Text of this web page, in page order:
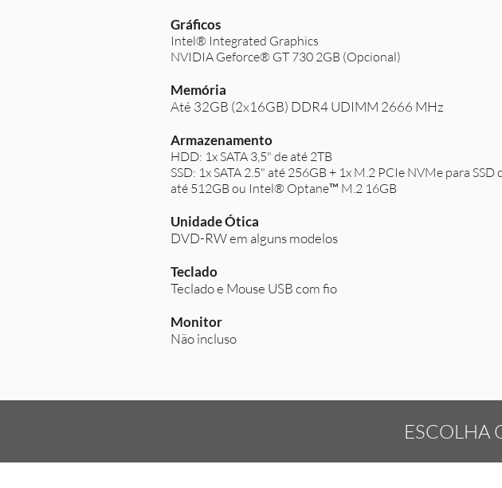
Gráficos
Intel® Integrated Graphics
NVIDIA Geforce® GT 730 2GB (Opcional)
Memória
Até 32GB (2x16GB) DDR4 UDIMM 2666 MHz
Armazenamento
HDD: 1x SATA 3,5" de até 2TB
SSD: 1x SATA 2.5" até 256GB + 1x M.2 PCIe NVMe para SSD
até 512GB ou Intel® Optane™ M.2 16GB
Unidade Ótica
DVD-RW em alguns modelos
Teclado
Teclado e Mouse USB com fio
Monitor
Não incluso
ESCOLHA